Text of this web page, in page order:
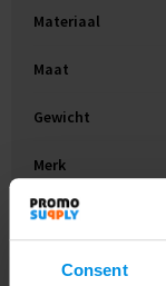
Consent
Materiaal
Maat
Gewicht
Merk
EAN-code
Artikelnummer